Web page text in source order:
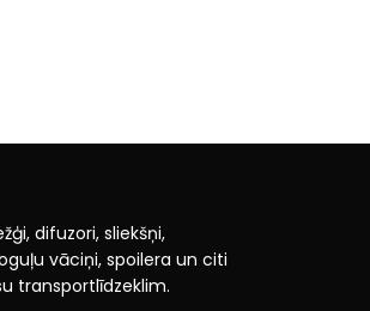
difuzori, sliekšņi,
vāciņi, spoilera un citi
transportlīdzeklim.